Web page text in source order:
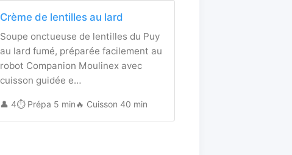
Crème de lentilles au lard
Soupe onctueuse de lentilles du Puy
au lard fumé, préparée facilement au
robot Companion Moulinex avec
cuisson guidée e…
👤 4⏱️ Prépa 5 min🔥 Cuisson 40 min